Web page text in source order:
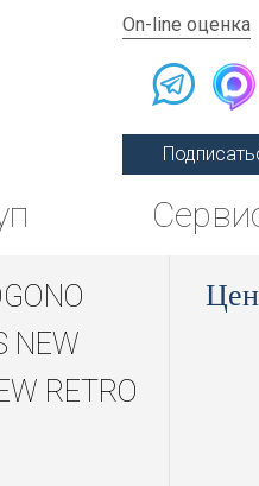
On-line оценка
NEW
RETRO